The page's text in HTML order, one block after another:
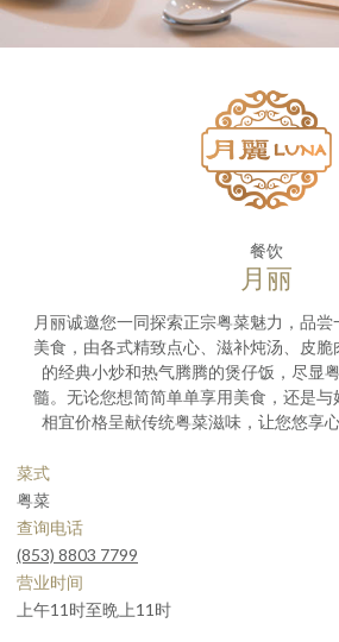
餐饮
月丽
月丽诚邀您一同探索正宗粤菜魅力，品
美食，由各式精致点心、滋补炖汤、皮脆
的经典小炒和热气腾腾的煲仔饭，尽显
髓。无论您想简简单单享用美食，还是与
相宜价格呈献传统粤菜滋味，让您悠享
菜式
粤菜
查询电话
(853) 8803 7799
营业时间
上午11时至晩上11时